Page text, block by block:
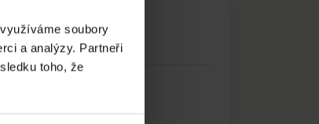
soubory
a analýzy. Partneři
toho, že